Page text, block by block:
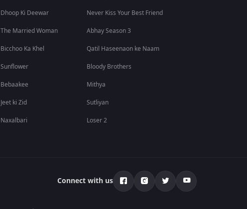
Dhoop Ki Deewar
The Married Woman
Bicchoo Ka Khel
Sunflower
Bebaakee
Jeet ki Zid
Naxalbari
Never Kiss Your Best Friend
Abhay Season 3
Qatil Haseenaon ke Naam
Bloody Brothers
Mithya
Sutliyan
Loser 2
Connect with us